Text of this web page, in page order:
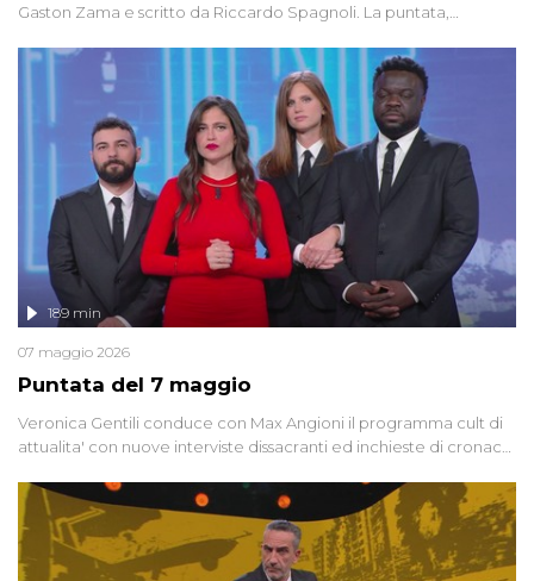
Gaston Zama e scritto da Riccardo Spagnoli. La puntata,
racconta l'universo delle narrazioni alternative, dei sospetti
globali e del complottismo che negli ultimi anni hanno invaso
social network, talk show, piazze digitali e immaginario collettivo.
Puntata del 7 maggio
189 min
07 maggio 2026
Veronica Gentili conduce con Max Angioni il programma cult di
attualita' con nuove interviste dissacranti ed inchieste di cronaca